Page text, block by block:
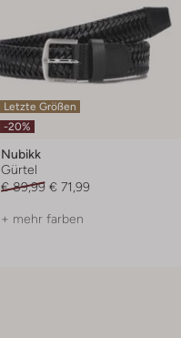
Letzte Größen
-20%
Nubikk
Gürtel
€ 89,99 € 71,99
+ mehr farben